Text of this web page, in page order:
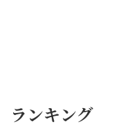
ランキング